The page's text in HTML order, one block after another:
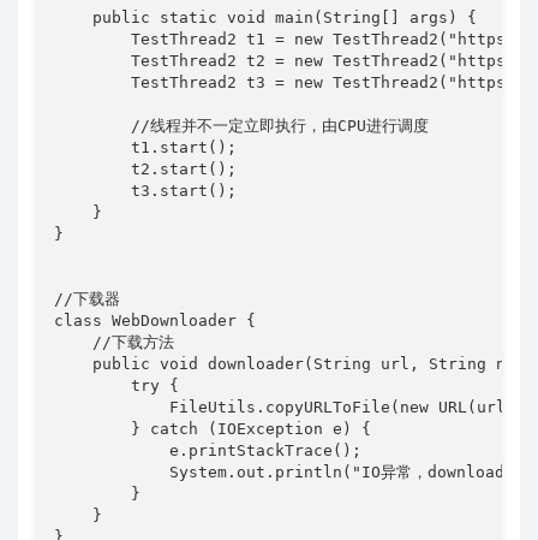
    public static void main(String[] args) {
TestThread2 t1 = new
TestThread2 t2 = new
TestThread2 t3 = new
        //线程并不一定立即执行，由CPU进行调度
        t1.start();
        t2.start();
        t3.start();
    }
}
//下载器
class WebDownloader {
    //下载方法
public void downloader(String url, String
        try {
FileUtils.copyURLToFile(new URL(url),
        } catch (IOException e) {
            e.printStackTrace();
System.out.println("IO异常，downloader方
        }
    }